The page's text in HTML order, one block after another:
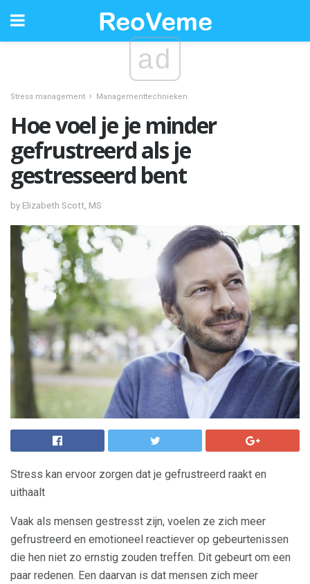
ad
Stress management Managementtechnieken
Hoe voel je je minder
gefrustreerd als je
gestresseerd bent
by Elizabeth Scott, MS
Stress kan ervoor zorgen dat je gefrustreerd raakt en
uithaalt
Vaak als mensen gestresst zijn, voelen ze zich meer
gefrustreerd en emotioneel reactiever op gebeurtenissen
die hen niet zo ernstig zouden treffen. Dit gebeurt om een ​​
paar redenen. Een daarvan is dat mensen zich meer